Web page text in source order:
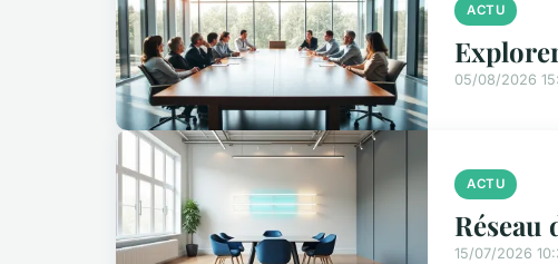
ACTU
05/08/2026
ACTU
15/07/2026